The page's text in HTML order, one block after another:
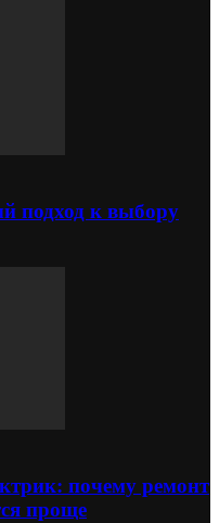
подход к выбору
почему ремонт
проще